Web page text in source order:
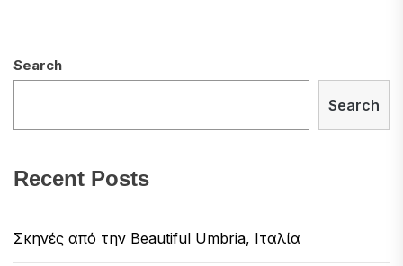
Search
Search
Recent Posts
Σκηνές από την Beautiful Umbria, Ιταλία